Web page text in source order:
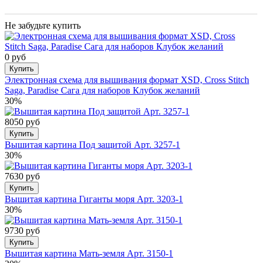
Не забудьте купить
0 руб
Купить
Электронная схема для вышивания формат XSD, Cross Stitch
Saga, Paradise Сага для наборов Клубок желаний
30%
8050 руб
Купить
Вышитая картина Под защитой Арт. 3257-1
30%
7630 руб
Купить
Вышитая картина Гиганты моря Арт. 3203-1
30%
9730 руб
Купить
Вышитая картина Мать-земля Арт. 3150-1